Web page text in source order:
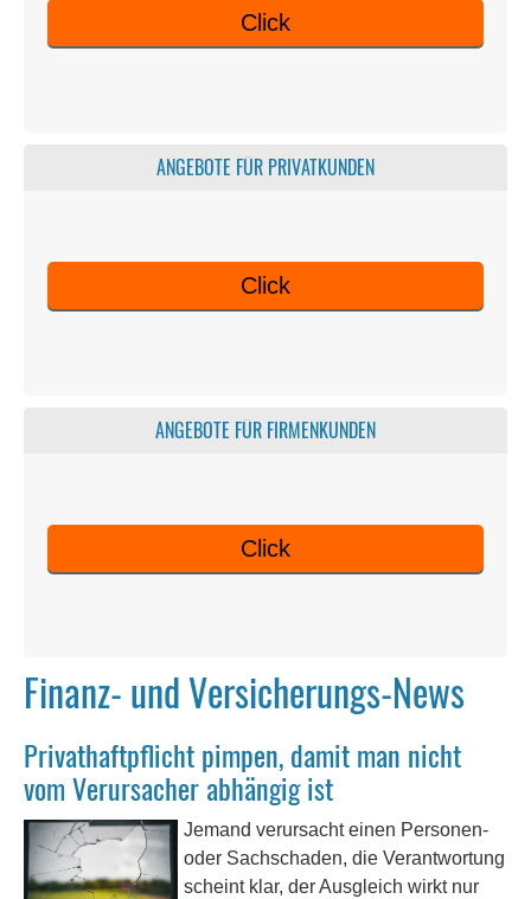
Click
ANGEBOTE FÜR PRIVATKUNDEN
Click
ANGEBOTE FÜR FIRMENKUNDEN
Click
Finanz- und Versicherungs-News
Privathaftpflicht pimpen, damit man nicht
vom Verursacher abhängig ist
Jemand verursacht einen Per­sonen-
oder Sachschaden, die Verantwortung
scheint klar, der Ausgleich wirkt nur